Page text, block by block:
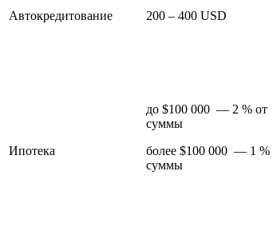
Автокредитование 200 – 400 USD
Ипотека
до $100 000 — 2 % от
суммы
более $100 000 — 1 %
суммы